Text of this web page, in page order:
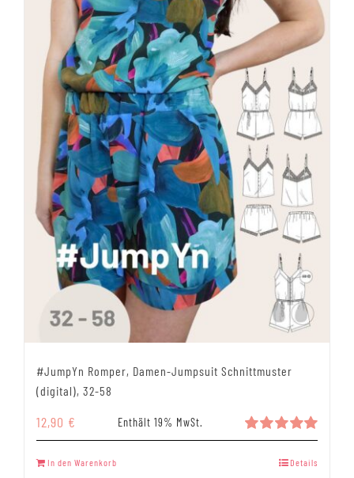
#JumpYn Romper, Damen-Jumpsuit Schnittmuster
(digital), 32-58
Bewertet
5.00
12,90 € Enthält 19% MwSt.
In den Warenkorb Details